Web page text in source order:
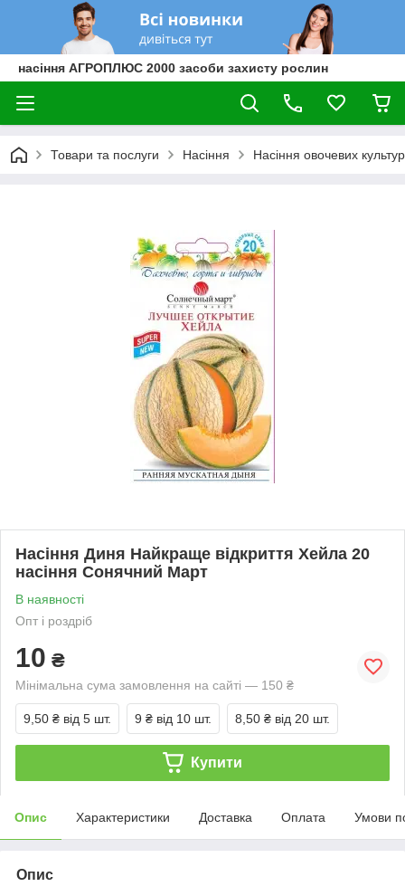
насіння АГРОПЛЮС 2000 засоби захисту рослин
Товари та послуги Насіння Насіння овочевих культур
Насіння Диня Найкраще відкриття Хейла 20
насіння Сонячний Март
В наявності
Опт і роздріб
10 ₴
Мінімальна сума замовлення на сайті — 150 ₴
9,50 ₴ від 5 шт. 9 ₴ від 10 шт. 8,50 ₴ від 20 шт.
Купити
Опис Характеристики Доставка Оплата Умови
Опис